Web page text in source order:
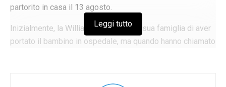
partorito in casa il 13 agosto.
Inizialmente, la Williams ha detto alla sua famiglia di aver
portato il bambino in ospedale, ma quando hanno chiamato
Leggi tutto